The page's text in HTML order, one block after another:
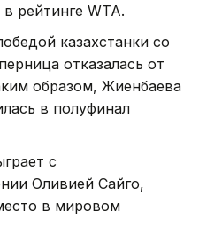
рейтинге WTA.
казахстанки со
отказалась от
образом, Жиенбаева
в полуфинал
с
Оливией Сайго,
в мировом